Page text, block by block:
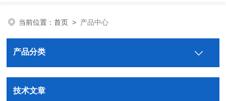
当前位置：首页 > 产品中心
产品分类
技术文章